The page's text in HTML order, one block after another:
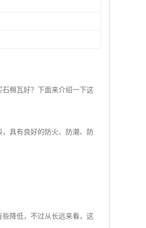
棉瓦好？下面来介绍一下这
具有良好的防火、防潮、防
降低，不过从长远来看，这